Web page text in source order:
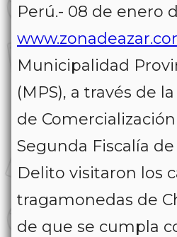
Perú.- 08 de enero
Municipalidad
(MPS), a través de
de
Segunda Fiscalía
Delito visitaron los
tragamonedas de
de que se cumpla